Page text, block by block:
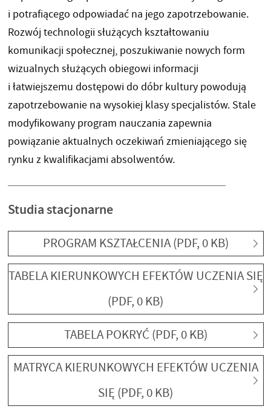
i potrafiącego odpowiadać na jego zapotrzebowanie.
Rozwój technologii służących kształtowaniu
komunikacji społecznej, poszukiwanie nowych form
wizualnych służących obiegowi informacji
i łatwiejszemu dostępowi do dóbr kultury powodują
zapotrzebowanie na wysokiej klasy specjalistów. Stale
modyfikowany program nauczania zapewnia
powiązanie aktualnych oczekiwań zmieniającego się
rynku z kwalifikacjami absolwentów.
Studia stacjonarne
PROGRAM KSZTAŁCENIA (PDF, 0 KB)
TABELA KIERUNKOWYCH EFEKTÓW UCZENIA SIĘ
(PDF, 0 KB)
TABELA POKRYĆ (PDF, 0 KB)
MATRYCA KIERUNKOWYCH EFEKTÓW UCZENIA
SIĘ (PDF, 0 KB)